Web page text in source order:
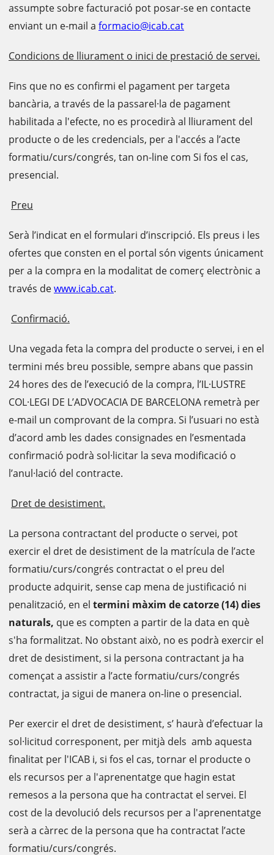
assumpte sobre facturació pot posar-se en contacte
enviant un e-mail a formacio@icab.cat
Condicions de lliurament o inici de prestació de servei.
Fins que no es confirmi el pagament per targeta
bancària, a través de la passarel·la de pagament
habilitada a l'efecte, no es procedirà al lliurament del
producte o de les credencials, per a l'accés a l’acte
formatiu/curs/congrés, tan on-line com Si fos el cas,
presencial.
Preu
Serà l’indicat en el formulari d’inscripció. Els preus i les
ofertes que consten en el portal són vigents únicament
per a la compra en la modalitat de comerç electrònic a
través dewww.icab.cat.
Confirmació.
Una vegada feta la compra del producte o servei, i en el
termini més breu possible, sempre abans que passin
24 hores des de l’execució de la compra, l’IL·LUSTRE
COL·LEGI DE L’ADVOCACIA DE BARCELONA remetrà per
e-mail un comprovant de la compra. Si l’usuari no està
d’acord amb les dades consignades en l’esmentada
confirmació podrà sol·licitar la seva modificació o
l’anul·lació del contracte.
Dret de desistiment.
La persona contractant del producte o servei, pot
exercir el dret de desistiment de la matrícula de l’acte
formatiu/curs/congrés contractat o el preu del
producte adquirit, sense cap mena de justificació ni
penalització, en el termini màxim de catorze (14) dies
naturals, que es compten a partir de la data en què
s'ha formalitzat. No obstant això, no es podrà exercir el
dret de desistiment, si la persona contractant ja ha
començat a assistir a l’acte formatiu/curs/congrés
contractat, ja sigui de manera on-line o presencial.
Per exercir el dret de desistiment, s’ haurà d’efectuar la
sol·licitud corresponent, per mitjà dels amb aquesta
finalitat per l'ICAB i, si fos el cas, tornar el producte o
els recursos per a l'aprenentatge que hagin estat
remesos a la persona que ha contractat el servei. El
cost de la devolució dels recursos per a l'aprenentatge
serà a càrrec de la persona que ha contractat l’acte
formatiu/curs/congrés.